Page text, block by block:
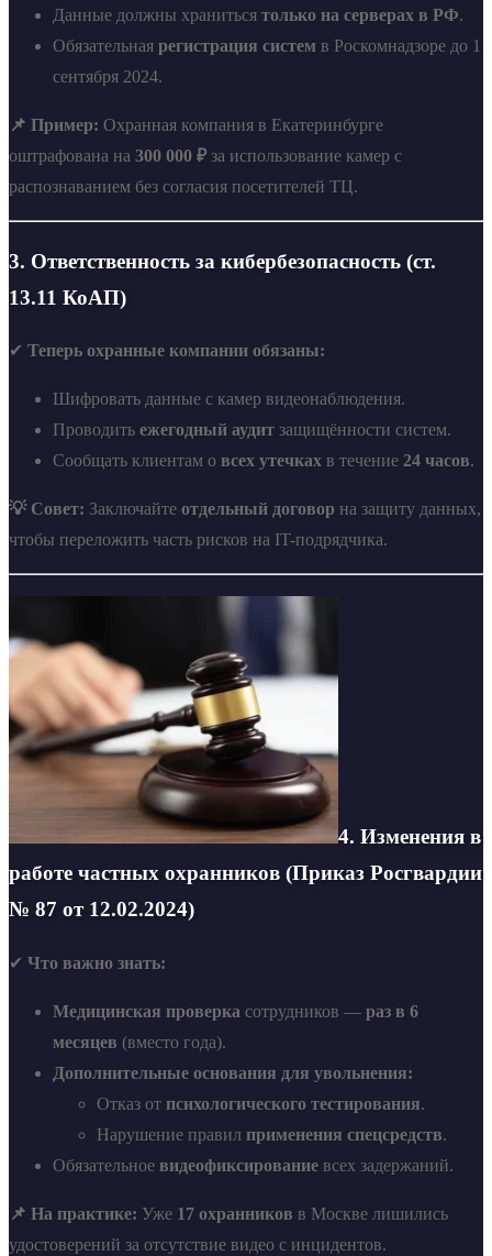
Данные должны храниться только на серверах в РФ.
Обязательная регистрация систем в Роскомнадзоре до 1
сентября 2024.
📌 Пример: Охранная компания в Екатеринбурге
оштрафована на 300 000 ₽за использование камер с
распознаванием без согласия посетителей ТЦ.
3. Ответственность за кибербезопасность (ст.
13.11 КоАП)
✔ Теперь охранные компании обязаны:
Шифровать данные с камер видеонаблюдения.
Проводить ежегодный аудит защищённости систем.
Сообщать клиентам о всех утечках в течение 24 часов.
💡 Совет: Заключайте отдельный договор на защиту данных,
чтобы переложить часть рисков на IT-подрядчика.
4. Изменения в
работе частных охранников (Приказ Росгвардии
№ 87 от 12.02.2024)
✔ Что важно знать:
Медицинская проверка сотрудников — раз в 6
месяцев (вместо года).
Дополнительные основания для увольнения:
Отказ от психологического тестирования.
Нарушение правил применения спецсредств.
Обязательное видеофиксирование всех задержаний.
📌 На практике: Уже 17 охранников в Москве лишились
удостоверений за отсутствие видео с инцидентов.